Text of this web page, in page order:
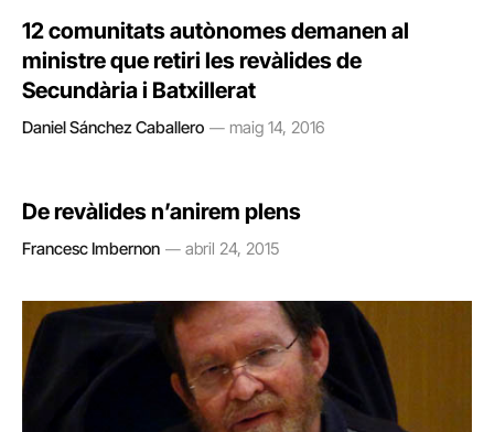
12 comunitats autònomes demanen al
ministre que retiri les revàlides de
Secundària i Batxillerat
Daniel Sánchez Caballero maig 14, 2016
De revàlides n’anirem plens
Francesc Imbernon abril 24, 2015